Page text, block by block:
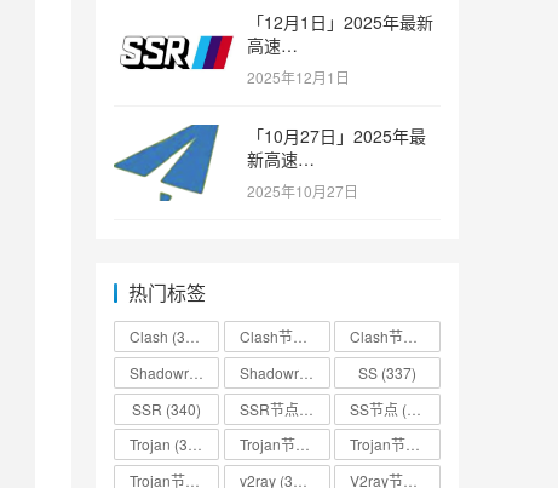
「12月1日」2025年最新
高速
SSR/v2ray/Clash/trojan
节点免费分享
2025年12月1日
「10月27日」2025年最
新高速
SSR/v2ray/Clash/trojan
节点免费分享
2025年10月27日
热门标签
Clash (338)
(336) (333)
SS (337)
SSR (340) SS节点 (335)
Trojan (333)
(332)
v2ray (337)